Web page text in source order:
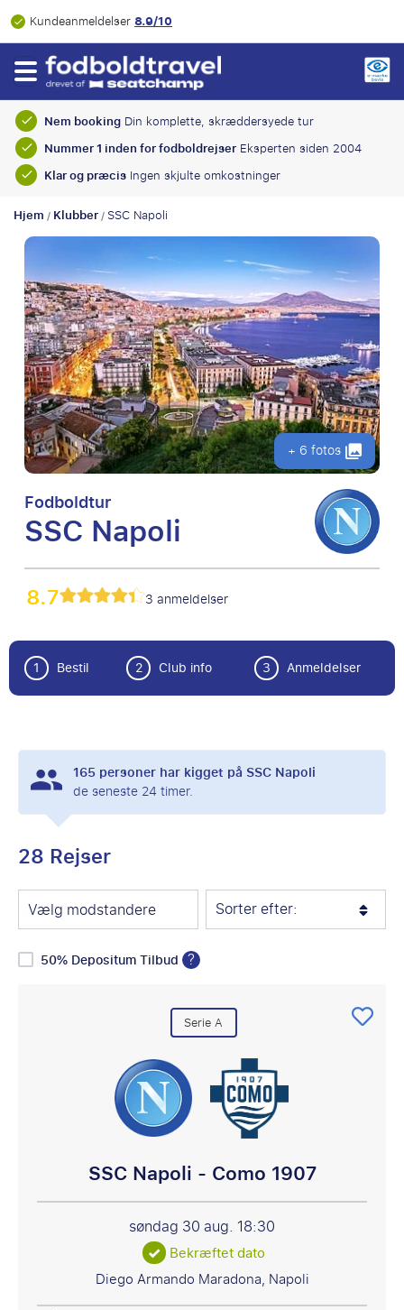
Kundeanmeldelser8.9/10
Nem bookingDin komplette, skræddersyede tur
Nummer 1 inden for fodboldrejserEksperten siden 2004
Klar og præcisIngen skjulte omkostninger
Hjem/Klubber/SSC Napoli
+ 6 fotos
Fodboldtur
SSC Napoli
8.7 3 anmeldelser
1 Bestil 2 Club info 3 Anmeldelser
165personer har kigget på SSC Napoli
de seneste 24 timer.
28 Rejser
Vælg modstandere Sorter efter:
50% Depositum Tilbud ?
Serie A
SSC Napoli - Como 1907
søndag 30 aug. 18:30
Bekræftet dato
Diego Armando Maradona, Napoli